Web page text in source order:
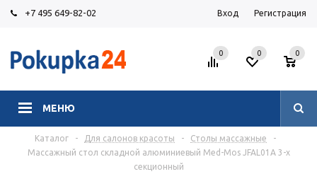
+7 495 649-82-02 Вход Регистрация
МЕНЮ
0 0
0
Каталог - Для салонов красоты - Столы массажные
-
Массажный стол складной алюминиевый Med-Mos JFAL01A 3-х
секционный